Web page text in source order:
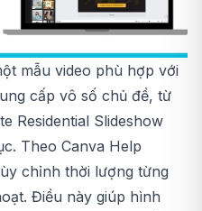
mẫu video phù hợp với
cấp vô số chủ đề, từ
Residential Slideshow
Theo Canva Help
chỉnh thời lượng từng
Điều này giúp hình